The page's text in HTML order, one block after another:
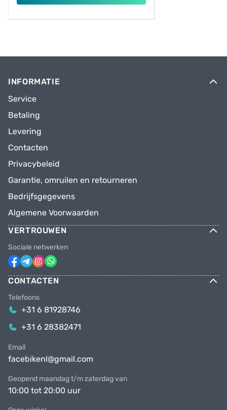
INFORMATIE
Service
Betaling
Levering
Contacten
Privacybeleid
Garantie, omruilen en retourneren
Bedrijfsgegevens
Algemene Voorwaarden
VERTROUWEN
Sociale netwerken
CONTACTEN
Telefoons
+31 6 81928746
+31 6 28382471
Email
facebikenl@gmail.com
Geopend maandag t/m zaterdag van
10:00 tot 20:00 uur